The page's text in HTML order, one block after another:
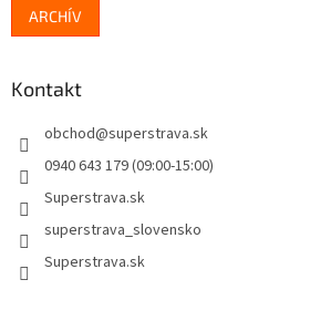
ARCHÍV
Kontakt
obchod@superstrava.sk
0940 643 179 (09:00-15:00)
Superstrava.sk
superstrava_slovensko
Superstrava.sk